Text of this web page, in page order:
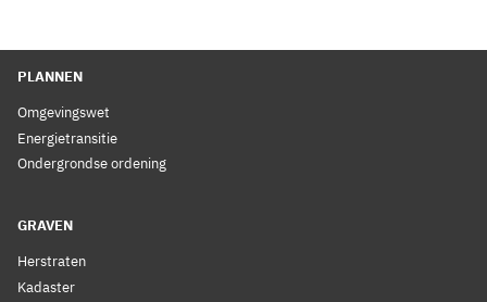
PLANNEN
Omgevingswet
Energietransitie
Ondergrondse ordening
GRAVEN
Herstraten
Kadaster